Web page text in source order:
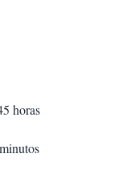
horas